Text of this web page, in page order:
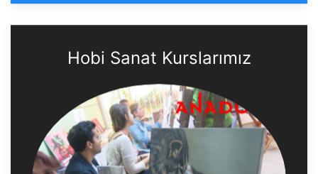
Hobi Sanat Kurslarımız